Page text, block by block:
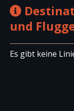
und
Es gibt keine